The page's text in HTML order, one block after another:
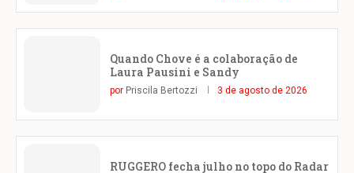
Quando Chove é a colaboração de
Laura Pausini e Sandy
por Priscila Bertozzi 3 de agosto de 2026
RUGGERO fecha julho no topo do Radar